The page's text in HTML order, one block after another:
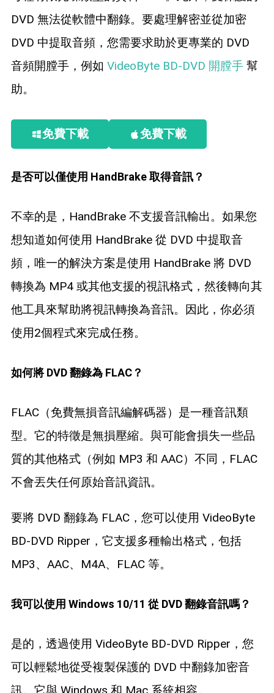
DVD 無法從軟體中翻錄。要處理解密並從加密
DVD 中提取音頻，您需要求助於更專業的 DVD
音頻開膛手，例如 VideoByte BD-DVD 開膛手幫
助。
免費下載 免費下載
是否可以僅使用 HandBrake 取得音訊？
不幸的是，HandBrake 不支援音訊輸出。如果您
想知道如何使用 HandBrake 從 DVD 中提取音
頻，唯一的解決方案是使用 HandBrake 將 DVD
轉換為 MP4 或其他支援的視訊格式，然後轉向其
他工具來幫助將視訊轉換為音訊。因此，你必須
使用2個程式來完成任務。
如何將 DVD 翻錄為 FLAC？
FLAC（免費無損音訊編解碼器）是一種音訊類
型。它的特徵是無損壓縮。與可能會損失一些品
質的其他格式（例如 MP3 和 AAC）不同，FLAC
不會丟失任何原始音訊資訊。
要將 DVD 翻錄為 FLAC，您可以使用 VideoByte
BD-DVD Ripper，它支援多種輸出格式，包括
MP3、AAC、M4A、FLAC 等。
我可以使用 Windows 10/11 從 DVD 翻錄音訊嗎？
是的，透過使用 VideoByte BD-DVD Ripper，您
可以輕鬆地從受複製保護的 DVD 中翻錄加密音
訊。它與 Windows 和 Mac 系統相容。